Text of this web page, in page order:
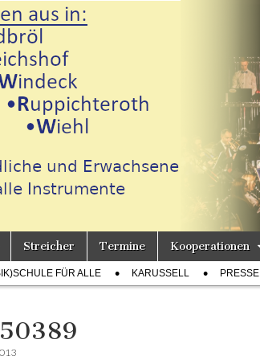
Streicher Termine Kooperationen
FÜR ALLE KARUSSELL PRESSE